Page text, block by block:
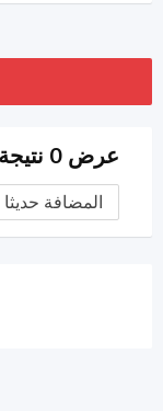
عرض 0 نتيجة